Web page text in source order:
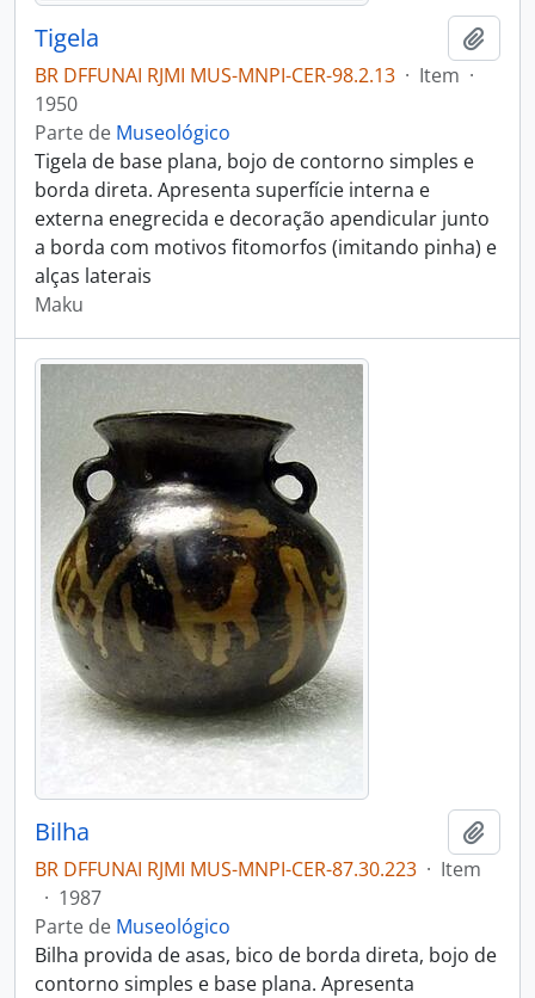
Tigela
BR DFFUNAI RJMI MUS-MNPI-CER-98.2.13 · Item ·
1950
Parte de Museológico
Tigela de base plana, bojo de contorno simples e
borda direta. Apresenta superfície interna e
externa enegrecida e decoração apendicular junto
a borda com motivos fitomorfos (imitando pinha) e
alças laterais
Maku
Bilha
BR DFFUNAI RJMI MUS-MNPI-CER-87.30.223 · Item
· 1987
Parte de Museológico
Bilha provida de asas, bico de borda direta, bojo de
contorno simples e base plana. Apresenta